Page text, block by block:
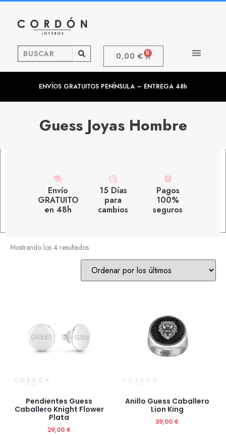
0,00 € 0
ENVÍOS GRATUITOS PENÍNSULA – ENTREGA 48h
Guess Joyas Hombre
Envío
GRATUITO
en 48h
15 Días
para
cambios
Pagos
100%
seguros
Mostrando los 4 resultados
Pendientes Guess
Caballero Knight Flower
Plata
29,00 €
Anillo Guess Caballero
Lion King
39,00 €